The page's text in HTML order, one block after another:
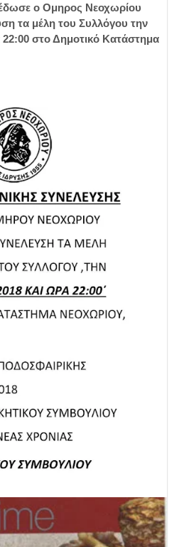
ο Ομηρος Νεοχωρίου
τα μέλη του Συλλόγου την
στο Δημοτικό Κατάστημα